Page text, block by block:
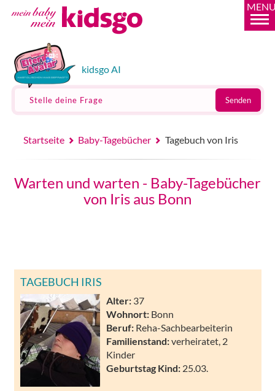
kidsgo AI
Stelle deine Frage Senden
Startseite Baby-Tagebücher Tagebuch von Iris
Warten und warten - Baby-Tagebücher
von Iris aus Bonn
TAGEBUCH IRIS
Alter: 37
Wohnort: Bonn
Beruf: Reha-Sachbearbeiterin
Familienstand:verheiratet, 2
Kinder
Geburtstag Kind: 25.03.